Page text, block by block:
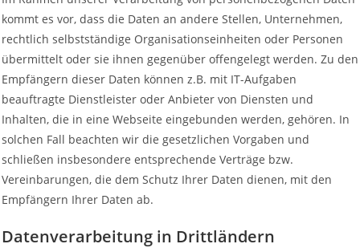
kommt es vor, dass die Daten an andere Stellen, Unternehmen,
rechtlich selbstständige Organisationseinheiten oder Personen
übermittelt oder sie ihnen gegenüber offengelegt werden. Zu den
Empfängern dieser Daten können z.B. mit IT-Aufgaben
beauftragte Dienstleister oder Anbieter von Diensten und
Inhalten, die in eine Webseite eingebunden werden, gehören. In
solchen Fall beachten wir die gesetzlichen Vorgaben und
schließen insbesondere entsprechende Verträge bzw.
Vereinbarungen, die dem Schutz Ihrer Daten dienen, mit den
Empfängern Ihrer Daten ab.
Datenverarbeitung in Drittländern